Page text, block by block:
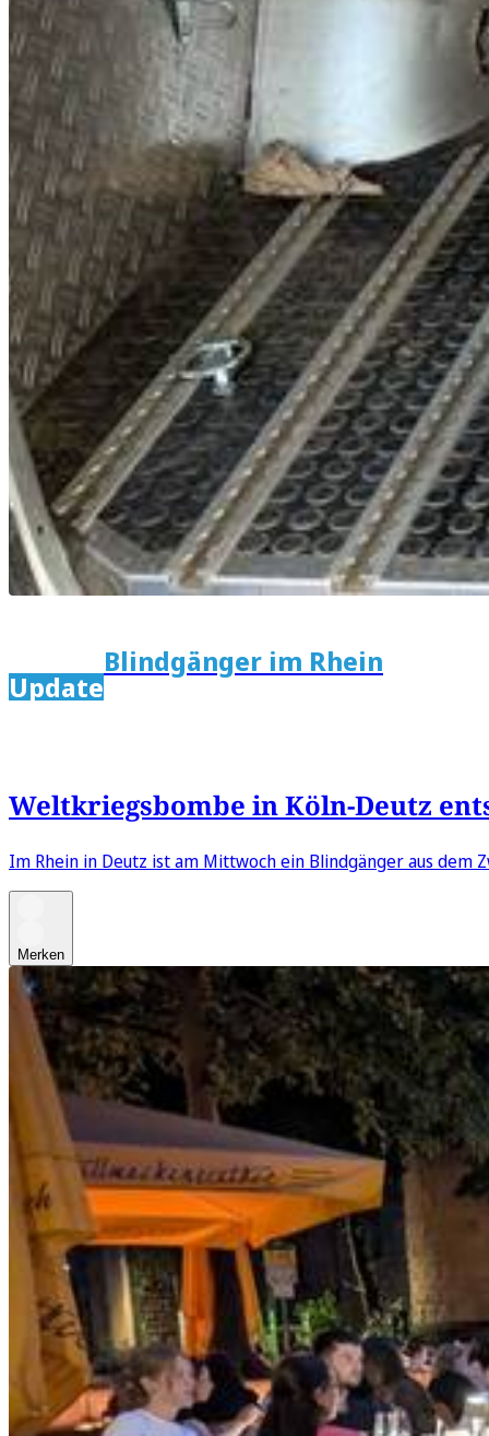
Update
Blindgänger im Rhein
Weltkriegsbombe in Köln-Deutz
Im Rhein in Deutz ist am Mittwoch ein Blindgänger aus
Merken